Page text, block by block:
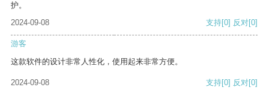
护。
2024-09-08
支持[0] 反对[0]
游客
这款软件的设计非常人性化，使用起来非常方便。
2024-09-08 支持[0] 反对[0]